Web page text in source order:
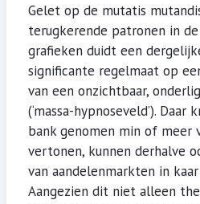
Gelet op de mutatis
terugkerende patronen in
grafieken duidt een
significante regelmaat op
van een onzichtbaar,
(‘massa-hypnoseveld’).
bank genomen min of meer
vertonen, kunnen derhalve
van aandelenmarkten in
Aangezien dit niet alleen